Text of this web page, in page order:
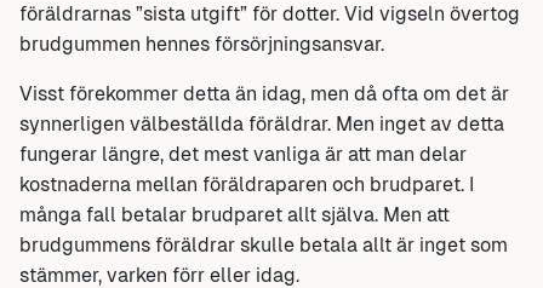
föräldrarnas ”sista utgift” för dotter. Vid vigseln övertog
brudgummen hennes försörjningsansvar.
Visst förekommer detta än idag, men då ofta om det är
synnerligen välbeställda föräldrar. Men inget av detta
fungerar längre, det mest vanliga är att man delar
kostnaderna mellan föräldraparen och brudparet. I
många fall betalar brudparet allt själva. Men att
brudgummens föräldrar skulle betala allt är inget som
stämmer, varken förr eller idag.